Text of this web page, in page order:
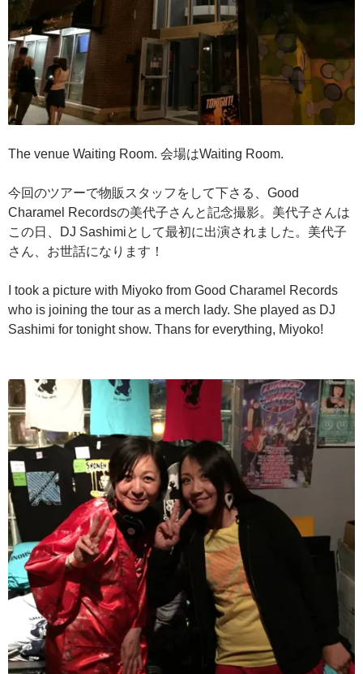
The venue Waiting Room. 会場はWaiting Room.
今回のツアーで物販スタッフをして下さる、Good
Charamel Recordsの美代子さんと記念撮影。美代子さんは
この日、DJ Sashimiとして最初に出演されました。美代子
さん、お世話になります！
I took a picture with Miyoko from Good Charamel Records
who is joining the tour as a merch lady. She played as DJ
Sashimi for tonight show. Thans for everything, Miyoko!